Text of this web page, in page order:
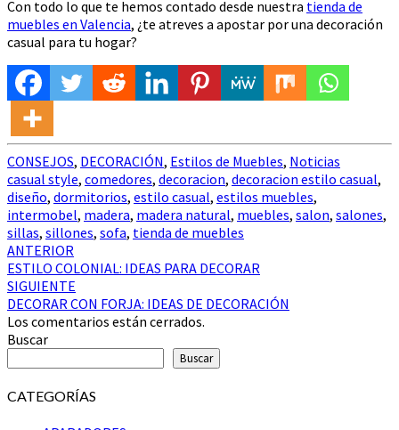
Con todo lo que te hemos contado desde nuestra tienda de
muebles en Valencia, ¿te atreves a apostar por una decoración
casual para tu hogar?
CONSEJOS, DECORACIÓN, Estilos de Muebles, Noticias
casual style, comedores, decoracion, decoracion estilo casual,
diseño, dormitorios, estilo casual, estilos muebles,
intermobel, madera, madera natural, muebles, salon, salones,
sillas, sillones, sofa, tienda de muebles
Navegación
de
entradas
ANTERIOR
ESTILO COLONIAL: IDEAS PARA DECORAR
SIGUIENTE
DECORAR CON FORJA: IDEAS DE DECORACIÓN
Los comentarios están cerrados.
Buscar
Buscar
CATEGORÍAS